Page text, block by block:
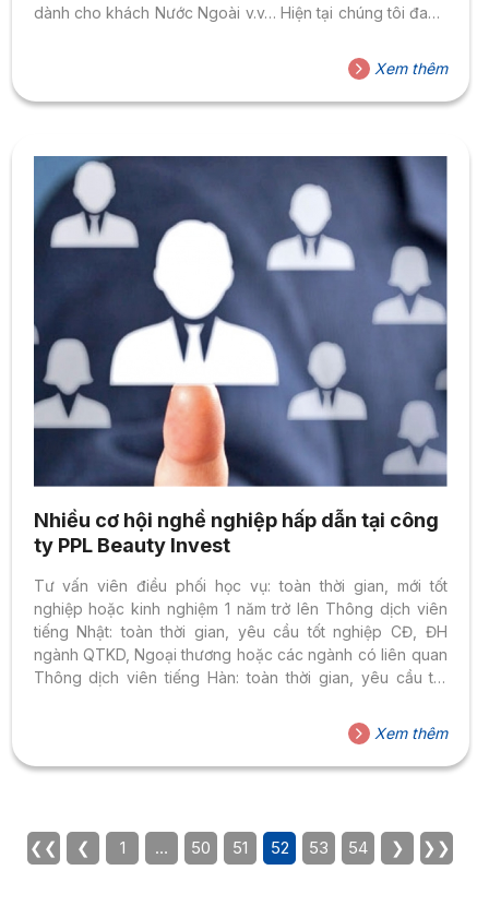
dành cho khách Nước Ngoài v.v… Hiện tại chúng tôi đang
SALE TELE (10 nhân sự).. Đối tượng dành cho Sinh Viên
năm 3 trở lên. Loại hình vừa học – vừa làm. Rất mong Quý
Thầy Cô cùng Nhà Trường...
Xem thêm
Nhiều cơ hội nghề nghiệp hấp dẫn tại công
ty PPL Beauty Invest
Tư vấn viên điều phối học vụ: toàn thời gian, mới tốt
nghiệp hoặc kinh nghiệm 1 năm trở lên Thông dịch viên
tiếng Nhật: toàn thời gian, yêu cầu tốt nghiệp CĐ, ĐH
ngành QTKD, Ngoại thương hoặc các ngành có liên quan
Thông dịch viên tiếng Hàn: toàn thời gian, yêu cầu tốt
ngành có liên quan Thông tin chi tiết xem tại đây.
Xem thêm
❮❮ ❮ 1 … 50 51 52 53 54 ❯ ❯❯